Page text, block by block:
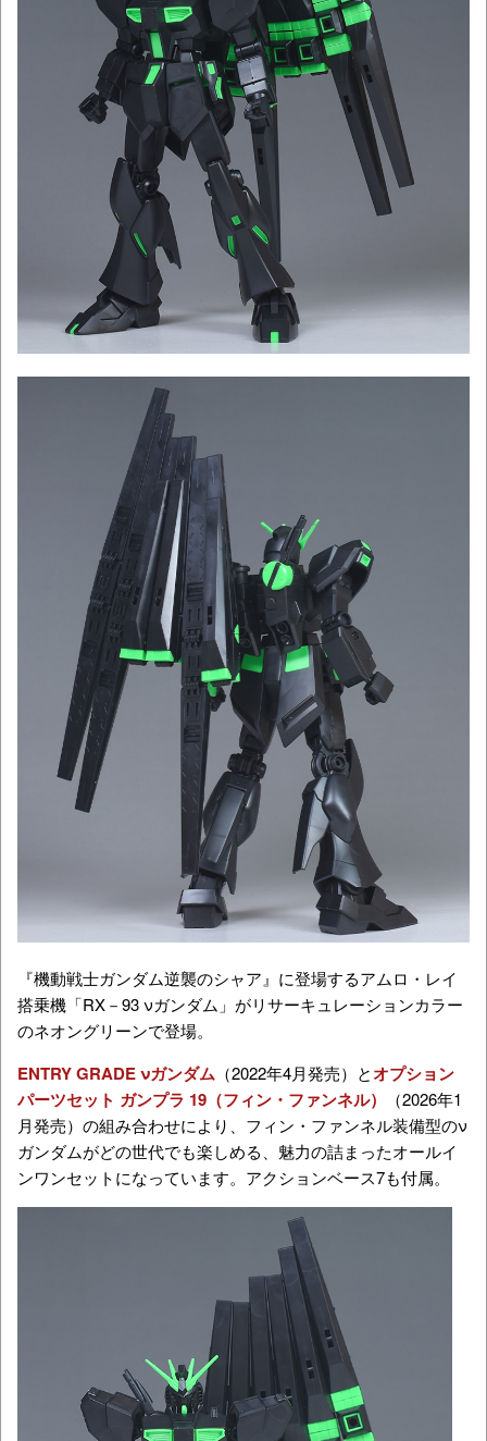
『機動戦士ガンダム逆襲のシャア』に登場するアムロ・レイ
搭乗機「RX－93 νガンダム」がリサーキュレーションカラー
のネオングリーンで登場。
ENTRY GRADE νガンダム （2022年4月発売）とオプション
パーツセット ガンプラ 19（フィン・ファンネル）
（2026年1
月発売）の組み合わせにより、フィン・ファンネル装備型のν
ガンダムがどの世代でも楽しめる、魅力の詰まったオールイ
ンワンセットになっています。アクションベース7も付属。